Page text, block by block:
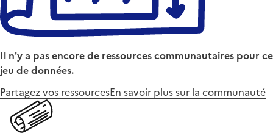
Il n'y a pas encore de ressources communautaires pour ce
jeu de données.
Partagez vos ressourcesEn savoir plus sur la communauté